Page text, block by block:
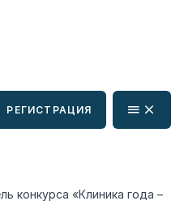
РЕГИСТРАЦИЯ
конкурса «Клиника года –